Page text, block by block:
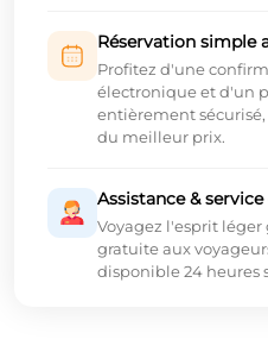
Réservation simple
Profitez d'une
électronique et d'un
entièrement
du meilleur prix.
Assistance &
Voyagez l'esprit léger
gratuite aux
disponible 24 heures